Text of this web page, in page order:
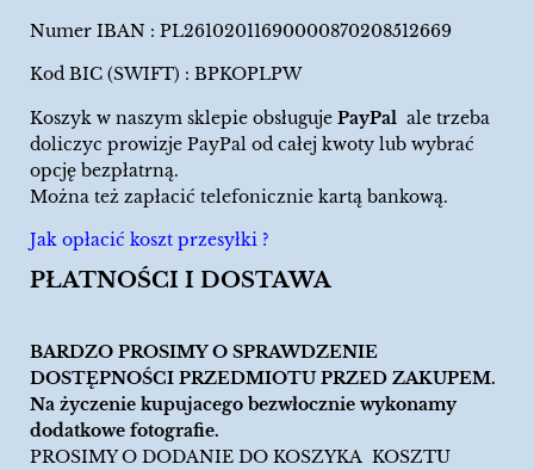
Numer IBAN : PL26102011690000870208512669
Kod BIC (SWIFT) : BPKOPLPW
Koszyk w naszym sklepie obsługuje PayPal ale trzeba
doliczyc prowizje PayPal od całej kwoty lub wybrać
opcję bezpłatrną.
Można też zapłacić telefonicznie kartą bankową.
Jak opłacić koszt przesyłki ?
PŁATNOŚCI I DOSTAWA
BARDZO PROSIMY O SPRAWDZENIE
DOSTĘPNOŚCI PRZEDMIOTU PRZED ZAKUPEM.
Na życzenie kupujacego bezwłocznie wykonamy
dodatkowe fotografie.
PROSIMY O DODANIE DO KOSZYKA KOSZTU